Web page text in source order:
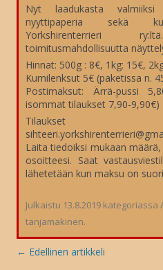
Nyt laadukasta valmiiksi
nyyttipaperia sekä
Yorkshirenterrieri
toimitusmahdollisuutta
Hinnat: 500g : 8€, 1kg: 15€,
Kumilenksut 5€ (paketissa n.
Postimaksut: Ärrä-pussi
isommat tilaukset 7,90-9,90€)
Tilaukset
Laita tiedoiksi mukaan
osoitteesi. Saat
lähetetään kun maksu on
Julkaistu 13.8.2019 kategoriassa
tanjamakinen.
Artikkelien
← Edellinen artikkeli